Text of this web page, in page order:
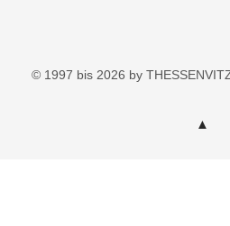
© 1997 bis 2026 by